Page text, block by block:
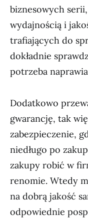
biznesowych
wydajnością i
trafiających do
dokładnie
potrzeba
Dodatkowo
gwarancję, tak
zabezpieczenie,
niedługo po
zakupy robić w
renomie. Wtedy
na dobrą jakość
odpowiednie